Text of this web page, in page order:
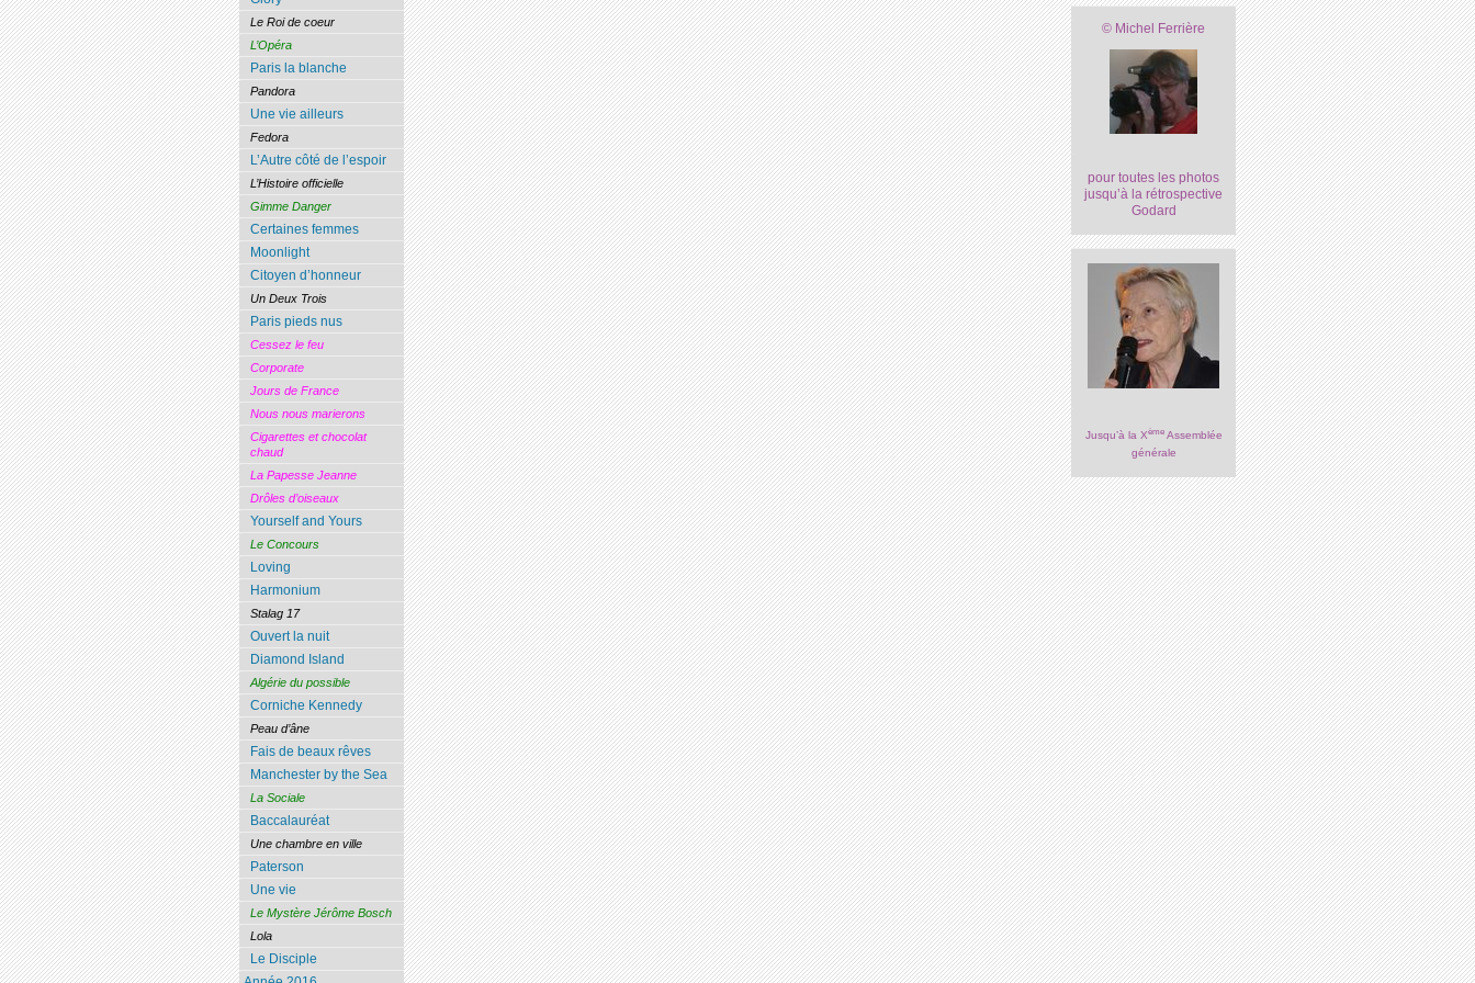
© Michel Ferrière
pour toutes les photos
jusqu’à la rétrospective
Godard
Jusqu’à la XèmeAssemblée
générale
Le Roi de coeur
L’Opéra
Paris la blanche
Pandora
Une vie ailleurs
Fedora
L’Autre côté de l’espoir
L’Histoire officielle
Gimme Danger
Certaines femmes
Moonlight
Citoyen d’honneur
Un Deux Trois
Paris pieds nus
Cessez le feu
Corporate
Jours de France
Nous nous marierons
Cigarettes et chocolat
chaud
La Papesse Jeanne
Drôles d’oiseaux
Yourself and Yours
Le Concours
Loving
Harmonium
Stalag 17
Ouvert la nuit
Diamond Island
Algérie du possible
Corniche Kennedy
Peau d’âne
Fais de beaux rêves
Manchester by the Sea
La Sociale
Baccalauréat
Une chambre en ville
Paterson
Une vie
Le Mystère Jérôme Bosch
Lola
Le Disciple